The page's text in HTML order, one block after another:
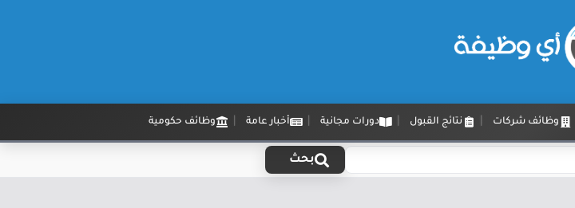
وظائف شركات نتائج القبول دورات مجانية أخبار عامة وظائف حكومية
بحث